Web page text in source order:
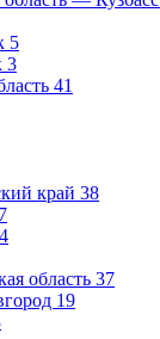
5
3
41
край 38
7
4
область 37
19